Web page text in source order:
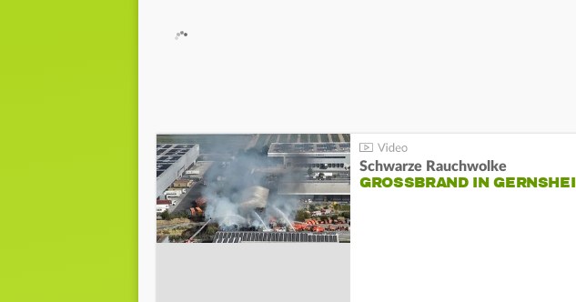
Schwarze Rauchwolke
GROSSBRAND IN GERNSHEIM